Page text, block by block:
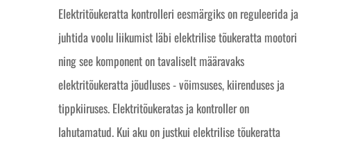
Elektritõukeratta kontrolleri eesmärgiks on reguleerida ja
juhtida voolu liikumist läbi elektrilise tõukeratta mootori
ning see komponent on tavaliselt määravaks
elektritõukeratta jõudluses - võimsuses, kiirenduses ja
tippkiiruses. Elektritõukeratas ja kontroller on
lahutamatud. Kui aku on justkui elektrilise tõukeratta